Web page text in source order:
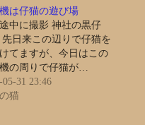
は仔猫の遊び場
中に撮影 神社の黒仔
日来この辺りで仔猫を
てますが、今日はこの
の周りで仔猫が…
05-31 23:46
猫